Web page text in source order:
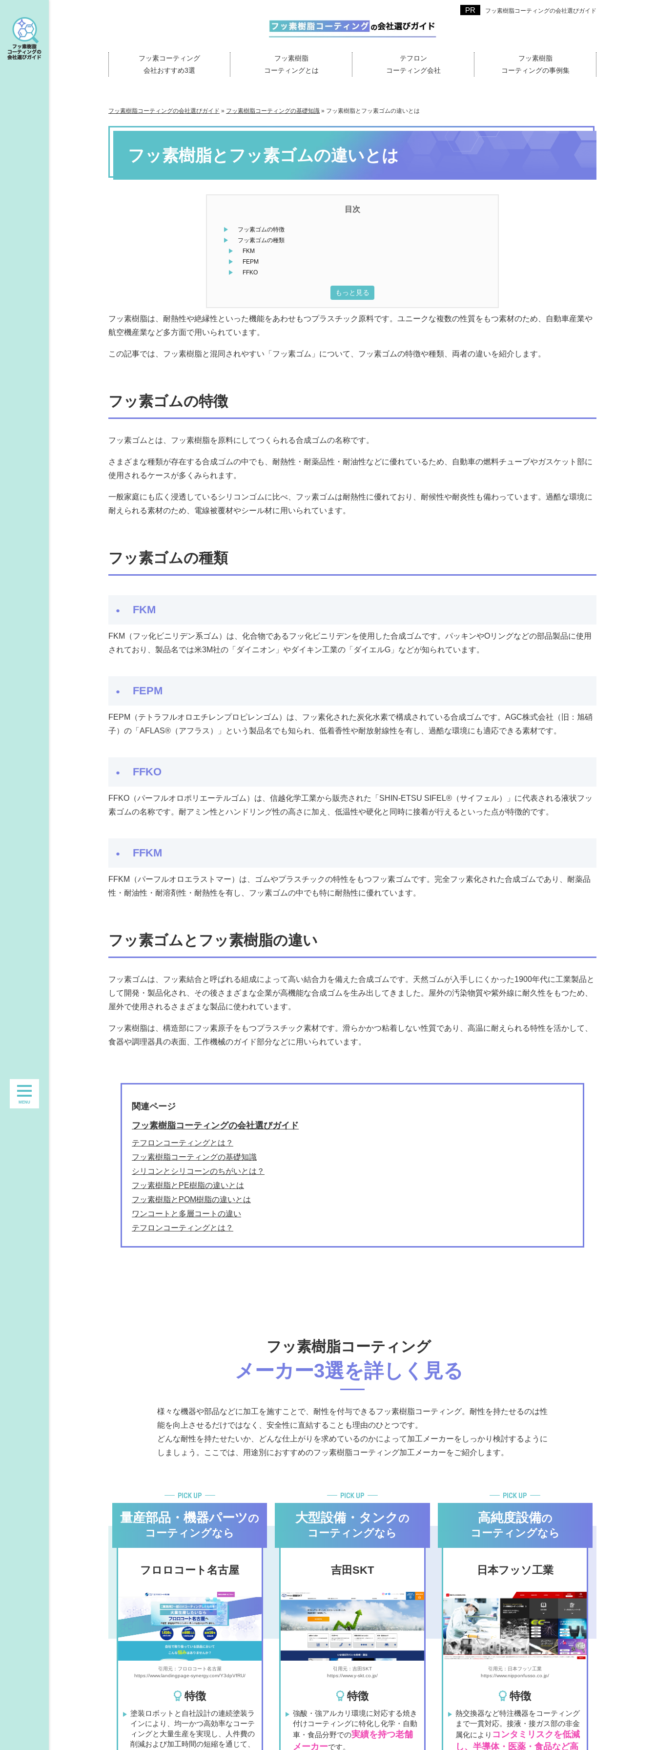
フッ素樹脂コーティングの会社選びガイド
MENU
フッ素コーティング
会社おすすめ3選
フッ素樹脂
コーティングとは
テフロン
コーティング会社
フッ素樹脂
コーティングの事例集
フッ素樹脂コーティングの会社選びガイド » フッ素樹脂コーティングの基礎知識 » フッ素樹脂とフッ素ゴムの違いとは
フッ素樹脂とフッ素ゴムの違いとは
フッ素ゴムの特徴
フッ素ゴムの種類
FKM
FEPM
FFKO
もっと見る
フッ素樹脂は、耐熱性や絶縁性といった機能をあわせもつプラスチック原料です。ユニークな複数の性質をもつ素材のため、自動車産業や
航空機産業など多方面で用いられています。
この記事では、フッ素樹脂と混同されやすい「フッ素ゴム」について、フッ素ゴムの特徴や種類、両者の違いを紹介します。
フッ素ゴムの特徴
フッ素ゴムとは、フッ素樹脂を原料にしてつくられる合成ゴムの名称です。
さまざまな種類が存在する合成ゴムの中でも、耐熱性・耐薬品性・耐油性などに優れているため、自動車の燃料チューブやガスケット部に
使用されるケースが多くみられます。
一般家庭にも広く浸透しているシリコンゴムに比べ、フッ素ゴムは耐熱性に優れており、耐候性や耐炎性も備わっています。過酷な環境に
耐えられる素材のため、電線被覆材やシール材に用いられています。
フッ素ゴムの種類
FKM
FKM（フッ化ビニリデン系ゴム）は、化合物であるフッ化ビニリデンを使用した合成ゴムです。パッキンやOリングなどの部品製品に使用
されており、製品名では米3M社の「ダイニオン」やダイキン工業の「ダイエルG」などが知られています。
FEPM
FEPM（テトラフルオロエチレンプロピレンゴム）は、フッ素化された炭化水素で構成されている合成ゴムです。AGC株式会社（旧：旭硝
子）の「AFLAS®（アフラス）」という製品名でも知られ、低着香性や耐放射線性を有し、過酷な環境にも適応できる素材です。
FFKO
FFKO（パーフルオロポリエーテルゴム）は、信越化学工業から販売された「SHIN-ETSU SIFEL®（サイフェル）」に代表される液状フッ
素ゴムの名称です。耐アミン性とハンドリング性の高さに加え、低温性や硬化と同時に接着が行えるといった点が特徴的です。
FFKM
FFKM（パーフルオロエラストマー）は、ゴムやプラスチックの特性をもつフッ素ゴムです。完全フッ素化された合成ゴムであり、耐薬品
性・耐油性・耐溶剤性・耐熱性を有し、フッ素ゴムの中でも特に耐熱性に優れています。
フッ素ゴムとフッ素樹脂の違い
フッ素ゴムは、フッ素結合と呼ばれる組成によって高い結合力を備えた合成ゴムです。天然ゴムが入手しにくかった1900年代に工業製品と
して開発・製品化され、その後さまざまな企業が高機能な合成ゴムを生み出してきました。屋外の汚染物質や紫外線に耐久性をもつため、
屋外で使用されるさまざまな製品に使われています。
フッ素樹脂は、構造部にフッ素原子をもつプラスチック素材です。滑らかかつ粘着しない性質であり、高温に耐えられる特性を活かして、
食器や調理器具の表面、工作機械のガイド部分などに用いられています。
関連ページ
フッ素樹脂コーティングの会社選びガイド
テフロンコーティングとは？
フッ素樹脂コーティングの基礎知識
シリコンとシリコーンのちがいとは？
フッ素樹脂とPE樹脂の違いとは
フッ素樹脂とPOM樹脂の違いとは
ワンコートと多層コートの違い
テフロンコーティングとは？
フッ素樹脂コーティング
メーカー3選を詳しく見る
様々な機器や部品などに加工を施すことで、耐性を付与できるフッ素樹脂コーティング。耐性を持たせるのは性
能を向上させるだけではなく、安全性に直結することも理由のひとつです。
どんな耐性を持たせたいか、どんな仕上がりを求めているのかによって加工メーカーをしっかり検討するように
しましょう。ここでは、用途別におすすめのフッ素樹脂コーティング加工メーカーをご紹介します。
量産部品・機器パーツの
コーティングなら
フロロコート名古屋
引用元：フロロコート名古屋
https://www.landingpage-synergy.com/Y3dpVfRU/
特徴
塗装ロボットと自社設計の連続塗装ラ
インにより、均一かつ高効率なコーテ
ィングと大量生産を実現し、人件費の
削減および加工時間の短縮を通じて、
大型設備・タンク の
コーティングなら
吉⽥SKT
引用元：吉田SKT
https://www.y-skt.co.jp/
特徴
強酸・強アルカリ環境に対応する焼き
付けコーティングに特化し化学・自動
車・食品分野での実績を持つ老舗
メーカーです。
高純度設備の
コーティングなら
日本フッソ工業
引用元：日本フッソ工業
https://www.nipponfusso.co.jp/
特徴
熱交換器など特注機器をコーティング
まで一貫対応。接液・接ガス部の非金
属化により コンタミリスクを低減
し、半導体・医薬・食品など高